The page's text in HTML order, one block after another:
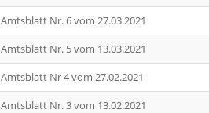
Amtsblatt Nr. 6 vom 27.03.2021
Amtsblatt Nr. 5 vom 13.03.2021
Amtsblatt Nr 4 vom 27.02.2021
Amtsblatt Nr. 3 vom 13.02.2021